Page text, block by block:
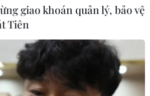
giao khoán quản lý, bảo vệ
Tiên